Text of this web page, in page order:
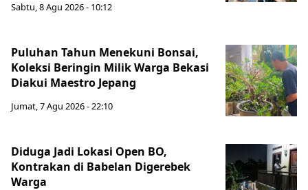
Sabtu, 8 Agu 2026 - 10:12
Puluhan Tahun Menekuni Bonsai,
Koleksi Beringin Milik Warga Bekasi
Diakui Maestro Jepang
Jumat, 7 Agu 2026 - 22:10
Diduga Jadi Lokasi Open BO,
Kontrakan di Babelan Digerebek
Warga